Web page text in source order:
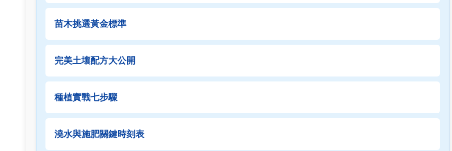
苗木挑選黃金標準
完美土壤配方大公開
種植實戰七步驟
澆水與施肥關鍵時刻表